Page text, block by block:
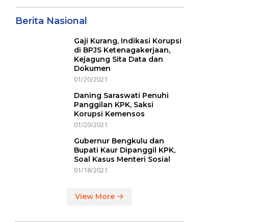
Berita Nasional
Gaji Kurang, Indikasi Korupsi
di BPJS Ketenagakerjaan,
Kejagung Sita Data dan
Dokumen
01/20/2021
Daning Saraswati Penuhi
Panggilan KPK, Saksi
Korupsi Kemensos
01/20/2021
Gubernur Bengkulu dan
Bupati Kaur Dipanggil KPK,
Soal Kasus Menteri Sosial
01/18/2021
View More